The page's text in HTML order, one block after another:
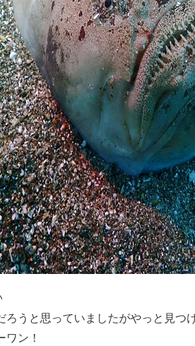
うと思っていましたがやっと見つ
ン！